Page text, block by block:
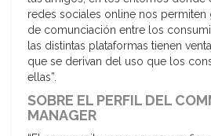
redes sociales online nos permiten
de comunciación entre los
las distintas plataformas tienen
que se derivan del uso que los
ellas”.
SOBRE EL PERFIL DEL
MANAGER